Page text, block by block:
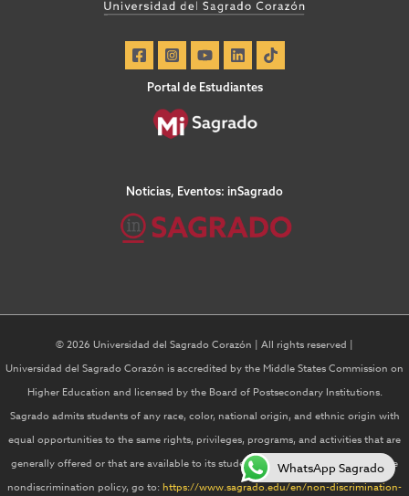
Portal de Estudiantes
Noticias, Eventos: inSagrado
© 2026 Universidad del Sagrado Corazón | All rights reserved |
Universidad del Sagrado Corazón is accredited by the Middle States Commission on
Higher Education and licensed by the Board of Postsecondary Institutions.
Sagrado admits students of any race, color, national origin, and ethnic origin with
equal opportunities to the same rights, privileges, programs, and activities that are
generally offered or that are available to its students For more information on the
nondiscrimination policy, go to:https://www.sagrado.edu/en/non-discrimination-
WhatsApp Sagrado